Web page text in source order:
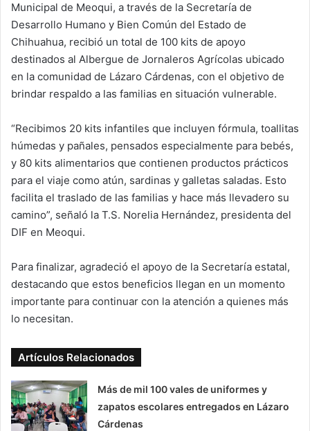
o
w
o
n
X
Municipal de Meoqui, a través de la Secretaría de
Desarrollo Humano y Bien Común del Estado de
Chihuahua, recibió un total de 100 kits de apoyo
destinados al Albergue de Jornaleros Agrícolas ubicado
en la comunidad de Lázaro Cárdenas, con el objetivo de
brindar respaldo a las familias en situación vulnerable.
“Recibimos 20 kits infantiles que incluyen fórmula, toallitas
húmedas y pañales, pensados especialmente para bebés,
y 80 kits alimentarios que contienen productos prácticos
para el viaje como atún, sardinas y galletas saladas. Esto
facilita el traslado de las familias y hace más llevadero su
camino”, señaló la T.S. Norelia Hernández, presidenta del
DIF en Meoqui.
Para finalizar, agradeció el apoyo de la Secretaría estatal,
destacando que estos beneficios llegan en un momento
importante para continuar con la atención a quienes más
lo necesitan.
Artículos Relacionados
Más de mil 100 vales de uniformes y
zapatos escolares entregados en Lázaro
Cárdenas